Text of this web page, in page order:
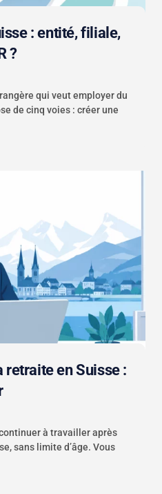
: entité, filiale,
?
qui veut employer du
de cinq voies : créer une
en Suisse :
à travailler après
sans limite d’âge. Vous